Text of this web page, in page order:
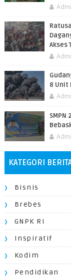
Akses
8 Unit
SMPN
KATEGORI
Bisnis
Brebes
GNPK RI
Inspiratif
Kodim
Pendidikan